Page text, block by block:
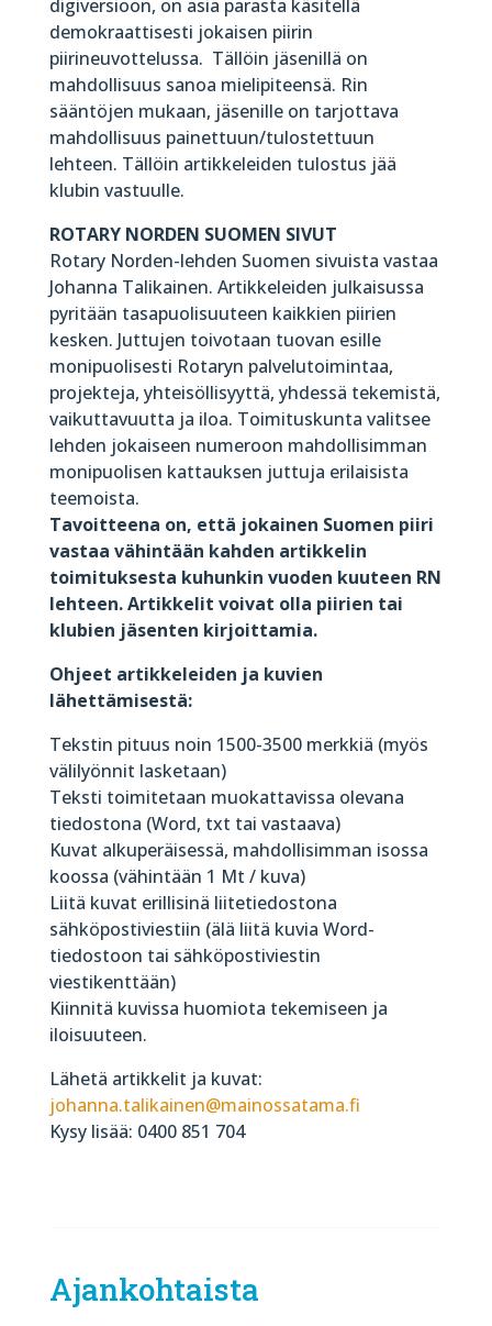
digiversioon, on asia parasta käsitellä
demokraattisesti jokaisen piirin
piirineuvottelussa. Tällöin jäsenillä on
mahdollisuus sanoa mielipiteensä. Rin
sääntöjen mukaan, jäsenille on tarjottava
mahdollisuus painettuun/tulostettuun
lehteen. Tällöin artikkeleiden tulostus jää
klubin vastuulle.
ROTARY NORDEN SUOMEN SIVUT
Rotary Norden-lehden Suomen sivuista vastaa
Johanna Talikainen. Artikkeleiden julkaisussa
pyritään tasapuolisuuteen kaikkien piirien
kesken. Juttujen toivotaan tuovan esille
monipuolisesti Rotaryn palvelutoimintaa,
projekteja, yhteisöllisyyttä, yhdessä tekemistä,
vaikuttavuutta ja iloa. Toimituskunta valitsee
lehden jokaiseen numeroon mahdollisimman
monipuolisen kattauksen juttuja erilaisista
teemoista.
Tavoitteena on, että jokainen Suomen piiri
vastaa vähintään kahden artikkelin
toimituksesta kuhunkin vuoden kuuteen RN
lehteen. Artikkelit voivat olla piirien tai
klubien jäsenten kirjoittamia.
Ohjeet artikkeleiden ja kuvien
lähettämisestä:
Tekstin pituus noin 1500-3500 merkkiä (myös
välilyönnit lasketaan)
Teksti toimitetaan muokattavissa olevana
tiedostona (Word, txt tai vastaava)
Kuvat alkuperäisessä, mahdollisimman isossa
koossa (vähintään 1 Mt / kuva)
Liitä kuvat erillisinä liitetiedostona
sähköpostiviestiin (älä liitä kuvia Word-
tiedostoon tai sähköpostiviestin
viestikenttään)
Kiinnitä kuvissa huomiota tekemiseen ja
iloisuuteen.
Lähetä artikkelit ja kuvat:
johanna.talikainen@mainossatama.fi
Kysy lisää: 0400 851 704
Ajankohtaista